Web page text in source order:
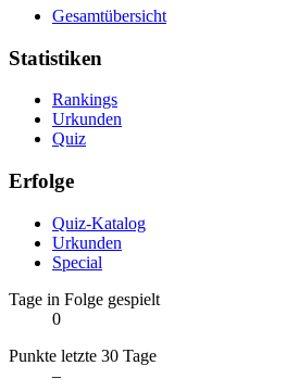
Gesamtübersicht
Statistiken
Rankings
Urkunden
Quiz
Erfolge
Quiz-Katalog
Urkunden
Special
Tage in Folge gespielt
0
Punkte letzte 30 Tage
–